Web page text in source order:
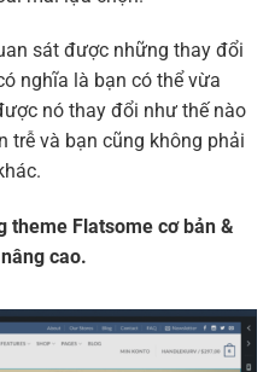
sát được những thay đổi
nghĩa là bạn có thể vừa
nó thay đổi như thế nào
trễ và bạn cũng không phải
theme Flatsome cơ bản &
cao.